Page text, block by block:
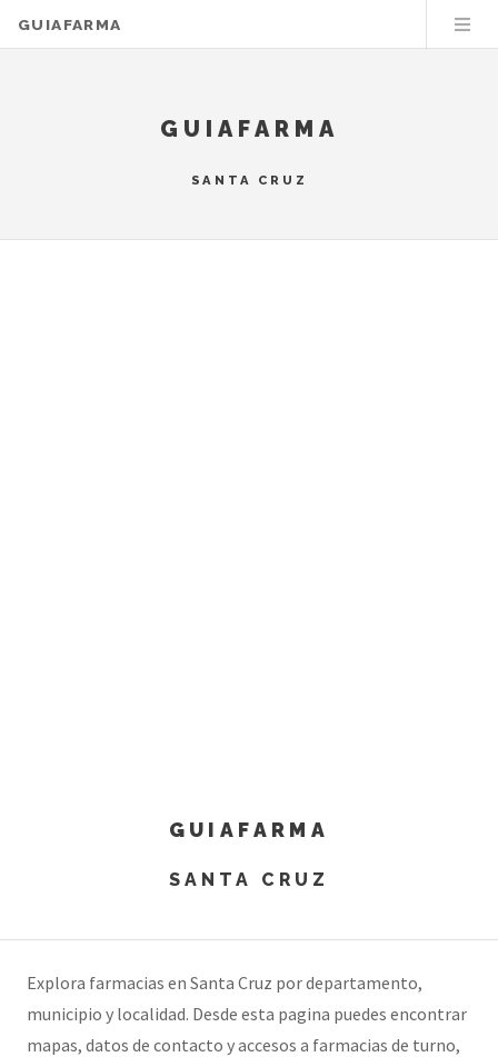
GUIAFARMA
GUIAFARMA
SANTA CRUZ
GUIAFARMA
SANTA CRUZ
Explora farmacias en Santa Cruz por departamento,
municipio y localidad. Desde esta pagina puedes encontrar
mapas, datos de contacto y accesos a farmacias de turno,